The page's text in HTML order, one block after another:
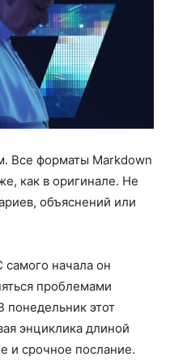
Все форматы Markdown
как в оригинале. Не
объяснений или
самого начала он
проблемами
понедельник этот
энциклика длиной
и срочное послание.